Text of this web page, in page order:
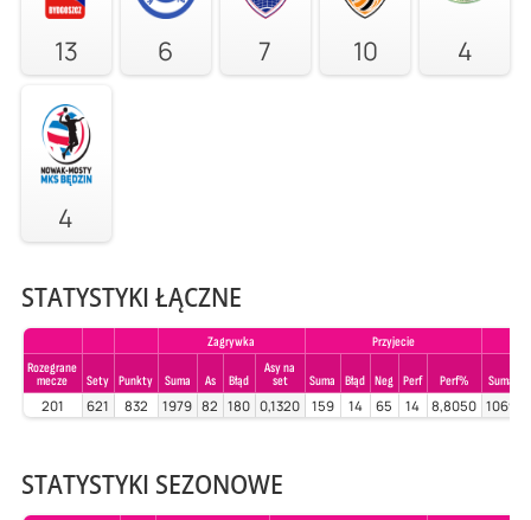
13 6 7 10 4
4
STATYSTYKI ŁĄCZNE
Zagrywka
Przyjecie
Rozegrane
mecze
Sety Punkty Suma As Błąd
Asy na
set
Suma Błąd Neg Perf Perf% Suma
201 621 832 1979 82 180 0,1320 159 14 65 14 8,8050 1069
STATYSTYKI SEZONOWE